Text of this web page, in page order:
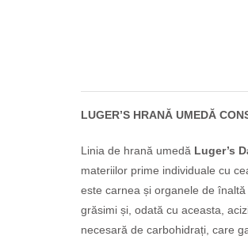
LUGER’S HRANĂ UMEDĂ
Linia de hrană umedă Luger’s
materiilor prime individuale cu
este carnea și organele de
grăsimi și, odată cu aceasta,
necesară de carbohidrați, care